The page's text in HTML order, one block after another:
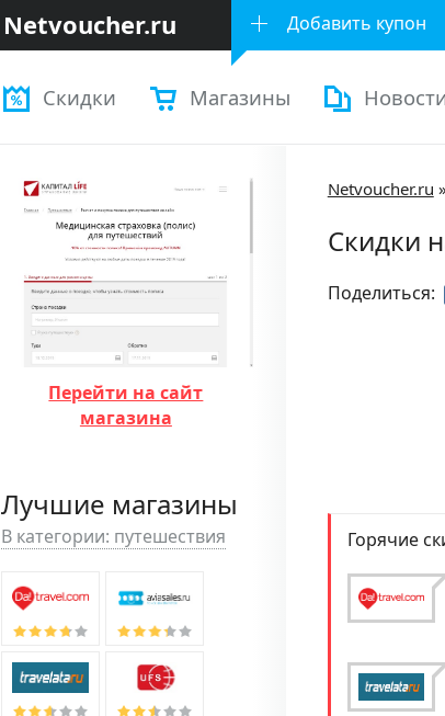
Netvoucher.ru Добавить купон
Скидки Магазины
Netvoucher.ru »
Скидки
Поделиться:
Горячие
Перейти на сайт
магазина
Лучшие магазины
В категории: путешествия